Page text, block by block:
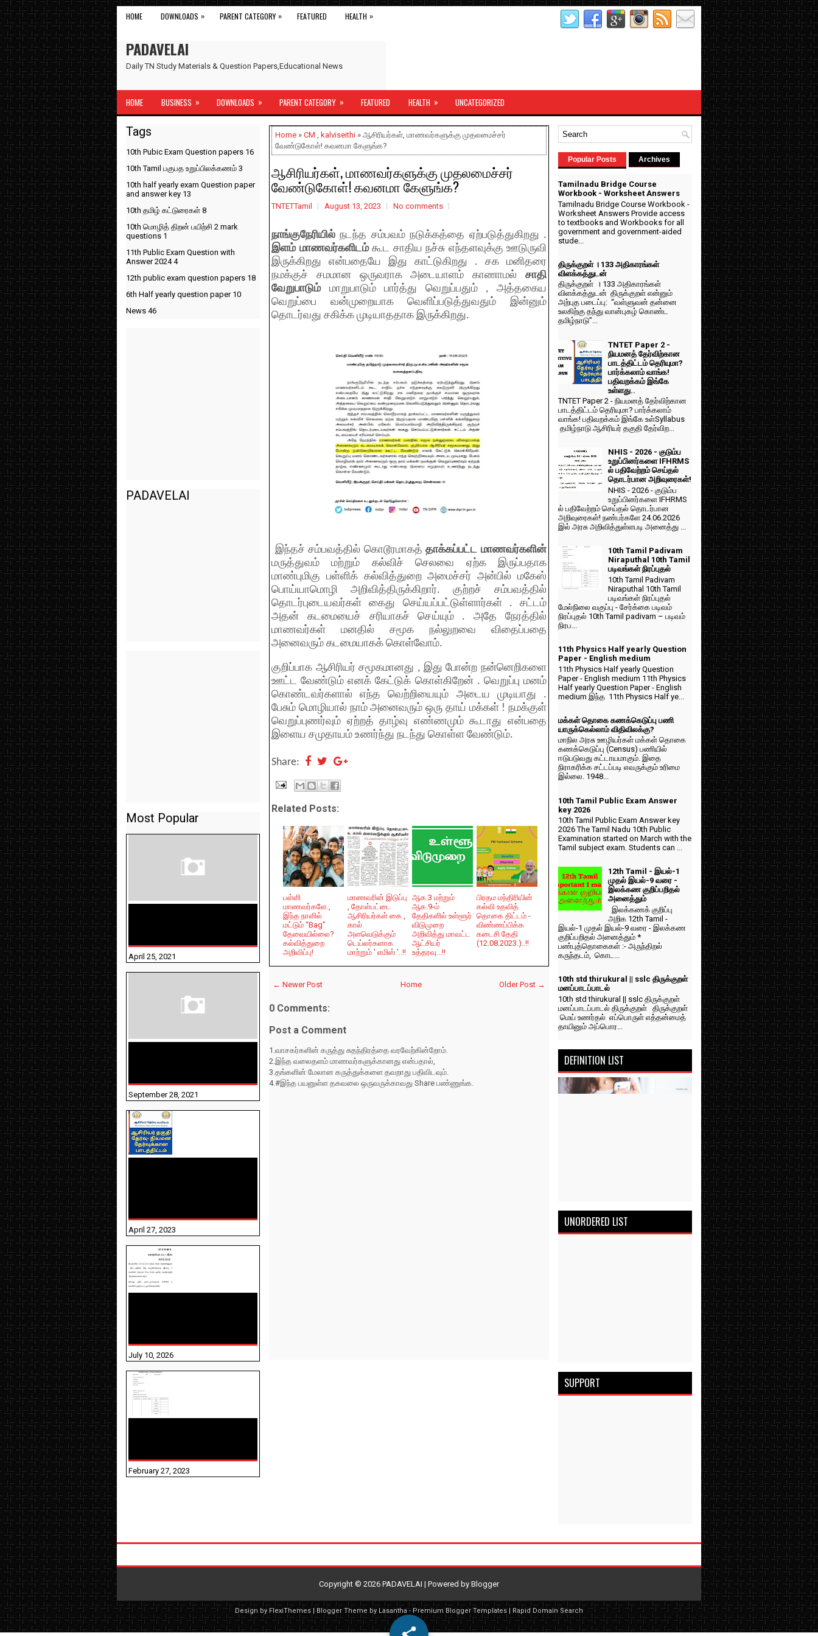
HOME DOWNLOADS » PARENT CATEGORY » FEATURED HEALTH »
PADAVELAI
Daily TN Study Materials & Question Papers,Educational News
HOME BUSINESS » DOWNLOADS » PARENT CATEGORY » FEATURED HEALTH » UNCATEGORIZED
Home » CM , kalviseithi » ஆசிரியர்கள், மாணவர்களுக்கு முதலமைச்சர்
வேண்டுகோள்! கவனமா கேளுங்க?
ஆசிரியர்கள், மாணவர்களுக்கு முதலமைச்சர்
வேண்டுகோள்! கவனமா கேளுங்க?
TNTETTamil August 13, 2023 No comments
நாங்குநேரியில் நடந்த சம்பவம் நடுக்கத்தை ஏற்படுத்துகிறது .
இளம் மாணவர்களிடம்கூட சாதிய நச்சு எந்தளவுக்கு ஊடுருவி
இருக்கிறது என்பதையே இது காட்டுகிறது . சக மனிதரை
நமக்குச் சமமான ஒருவராக அடையாளம் காணாமல் சாதி
வேறுபாடும்மாறுபாடும் பார்த்து வெறுப்பதும் , அத்தகைய
வெறுப்பை வன்முறையாக வெளிப்படுத்துவதும் இன்னும்
தொடர்வது சகிக்க முடியாததாக இருக்கிறது.
இந்தச் சம்பவத்தில் கொடூரமாகத்தாக்கப்பட்ட மாணவர்களின்
மருத்துவம் மற்றும் கல்விச் செலவை ஏற்க இருப்பதாக
மாண்புமிகு பள்ளிக் கல்வித்துறை அமைச்சர் அன்பில் மகேஸ்
பொய்யாமொழி அறிவித்திருக்கிறார். குற்றச் சம்பவத்தில்
தொடர்புடையவர்கள் கைது செய்யப்பட்டுள்ளார்கள் . சட்டம்
அதன் கடமையைச் சரியாகச் செய்யும் . அதே நேரத்தில்
மாணவர்கள் மனதில் சமூக நல்லுறவை விதைப்பதை
அனைவரும் கடமையாகக் கொள்வோம்.
குறிப்பாக ஆசிரியர் சமூகமானது , இது போன்ற நன்னெறிகளை
ஊட்ட வேண்டும் எனக் கேட்டுக் கொள்கிறேன் . வெறுப்பு மனம்
கொண்டவர்களால் எந்த வெற்றியையும் அடைய முடியாது .
பேசும் மொழியால் நாம் அனைவரும் ஒரு தாய் மக்கள் ! நமக்குள்
வெறுப்புணர்வும் ஏற்றத் தாழ்வு எண்ணமும் கூடாது என்பதை
இளைய சமுதாயம் உணர்ந்து நடந்து கொள்ள வேண்டும்.
Share:
Related Posts:
பள்ளி
மாணவர்களே.,
இந்த நாளில்
மட்டும் “Bag”
தேவையில்லை?
கல்வித்துறை
அறிவிப்பு!
மாணவரின் இடுப்பு
, தோள்பட்டை
ஆசிரியர்கள் கை ,
கால்
அளவெடுக்கும்
டெய்லர்களாக
மாற்றும் ' எமிஸ் '..!!
ஆக.3 மற்றும்
ஆக.9-ம்
தேதிகளில் உள்ளூர்
விடுமுறை
அறிவித்து மாவட்ட
ஆட்சியர்
உத்தரவு...!!
பிரதம மந்திரியின்
கல்வி உதவித்
தொகை திட்டம் -
விண்ணப்பிக்க
கடைசி தேதி
(12.08.2023.)..!!
← Newer Post Older Post →
Home
0 Comments:
Post a Comment
1.வாசகர்களின் கருத்து சுதந்திரத்தை வரவேற்கின்றோம்.
2.இந்த வலைதளம் மாணவர்களுக்கானது என்பதால்,
3.தங்களின் மேலான கருத்துக்களை தவறாது பதிவிடவும்.
4.#இந்த பயனுள்ள தகவலை ஒருவருக்காவது Share பண்ணுங்க.
Tags
10th Pubic Exam Question papers 16
10th Tamil பகுபத உறுப்பிலக்கணம் 3
10th half yearly exam Question paper
and answer key 13
10th தமிழ் கட்டுரைகள் 8
10th மொழித் திறன் பயிற்சி 2 mark
questions 1
11th Public Exam Question with
Answer 20244
12th public exam question papers 18
6th Half yearly question paper 10
News 46
PADAVELAI
Most Popular
April 25, 2021
September 28, 2021
April 27, 2023
July 10, 2026
February 27, 2023
Popular Posts Archives
Tamilnadu Bridge Course
Workbook - Worksheet Answers
Tamilnadu Bridge Course Workbook -
Worksheet Answers Provide access
to textbooks and Workbooks for all
government and government-aided
stude...
திருக்குறள் । 133 அதிகாரங்கள்
விளக்கத்துடன்
திருக்குறள் । 133 அதிகாரங்கள்
விளக்கத்துடன் திருக்குறள் என்னும்
அற்புத படைப்பு: “வள்ளுவன் தன்னை
உலகிற்கு தந்து வான்புகழ் கொண்ட
தமிழ்நாடு”...
TNTET Paper 2 -
நியமனத் தேர்விற்கான
பாடத்திட்டம் தெரியுமா?
பார்க்கலாம் வாங்க!
பதிவறக்கம் இங்கே
உள்ளது..
TNTET Paper 2 - நியமனத் தேர்விற்கான
பாடத்திட்டம் தெரியுமா? பார்க்கலாம்
வாங்க! பதிவறக்கம் இங்கே உள்Syllabus
தமிழ்நாடு ஆசிரியர் தகுதி தேர்விற...
NHIS - 2026 - குடும்ப
உறுப்பினர்களை IFHRMS
ல் பதிவேற்றம் செய்தல்
தொடர்பான அறிவுரைகள்!
NHIS - 2026 - குடும்ப
உறுப்பினர்களை IFHRMS
ல் பதிவேற்றம் செய்தல் தொடர்பான
அறிவுரைகள்! நண்பர்களே 24.06.2026
இல் அரசு அறிவித்துள்ளபடி அனைத்து ...
10th Tamil Padivam
Niraputhal 10th Tamil
படிவங்கள் நிரப்புதல்
10th Tamil Padivam
Niraputhal 10th Tamil
படிவங்கள் நிரப்புதல்
மேல்நிலை வகுப்பு - சேர்க்கை படிவம்
நிரப்புதல் 10th Tamil padivam – படிவம்
நிரப...
11th Physics Half yearly Question
Paper - English medium
11th Physics Half yearly Question
Paper - English medium 11th Physics
Half yearly Question Paper - English
medium இந்த 11th Physics Half ye...
மக்கள் தொகை கணக்கெடுப்பு பணி
யாருக்கெல்லாம் விதிவிலக்கு?
மாநில அரசு ஊழியர்கள் மக்கள் தொகை
கணக்கெடுப்பு (Census) பணியில்
ஈடுபடுவது கட்டாயமாகும். இதை
நிராகரிக்க சட்டப்படி எவருக்கும் உரிமை
இல்லை. 1948...
10th Tamil Public Exam Answer
key 2026
10th Tamil Public Exam Answer key
2026 The Tamil Nadu 10th Public
Examination started on March with the
Tamil subject exam. Students can ...
12th Tamil - இயல்-1
முதல் இயல்-9 வரை -
இலக்கண குறிப்பறிதல்
அனைத்தும்
இலக்கணக் குறிப்பு
அறிக 12th Tamil -
இயல்-1 முதல் இயல்-9 வரை - இலக்கண
குறிப்பறிதல் அனைத்தும் *
பண்புத்தொகைகள் :- அருந்திறல்
கருந்தடம், கொட...
10th std thirukural || sslc திருக்குறள்
மனப்பாடப்பாடல்
10th std thirukural || sslc திருக்குறள்
மனப்பாடப்பாடல் திருக்குறள் திருக்குறள்
மெய் உணர்தல் எப்பொருள் எத்தன்மைத்
தாயினும் அப்பொர...
DEFINITION LIST
UNORDERED LIST
SUPPORT
Copyright © 2026 PADAVELAI | Powered by Blogger
Design by FlexiThemes| Blogger Theme by Lasantha-Premium Blogger Templates| Rapid Domain Search